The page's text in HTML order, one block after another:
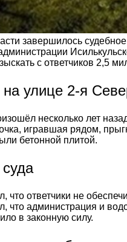
завершилось
с ответчиков 2,5
на улице 2-я
несколько лет
игравшая рядом,
бетонной плитой.
что ответчики не
что администрация и
в законную силу.